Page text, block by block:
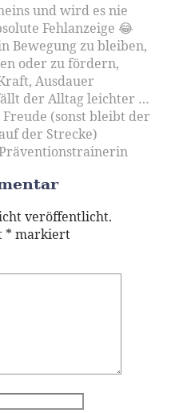
und wird es nie
Fehlanzeige 😂
Bewegung zu bleiben,
oder zu fördern,
Ausdauer
der Alltag leichter …
(sonst bleibt der
der Strecke)
veröffentlicht.
* markiert